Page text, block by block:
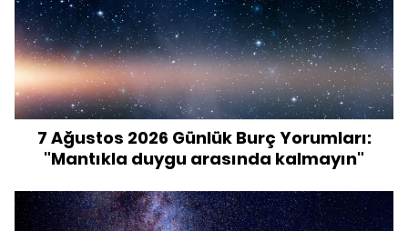
7 Ağustos 2026 Günlük Burç Yorumları:
"Mantıkla duygu arasında kalmayın"